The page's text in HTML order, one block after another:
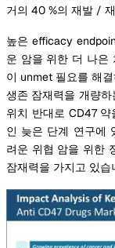
거의 40 %의 재발 /
높은 efficacy
운 암을 위한 더 나은
이 unmet 필요를 해
생존 잠재력을 개량
위치 반대로 CD47
인 늦은 단계 연구에
려운 위협 암을 위한
잠재력을 가지고 있습